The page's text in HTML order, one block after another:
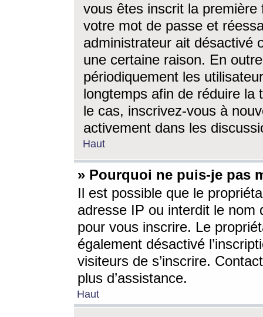
vous êtes inscrit la première
votre mot de passe et
administrateur ait désactivé
une certaine raison. En
périodiquement les
longtemps afin de réduire la
le cas, inscrivez-vous à
activement dans les
Haut
» Pourquoi ne puis-je pas
Il est possible que le
adresse IP ou interdit le nom
pour vous inscrire. Le
également désactivé
visiteurs de s’inscrire.
plus d’assistance.
Haut